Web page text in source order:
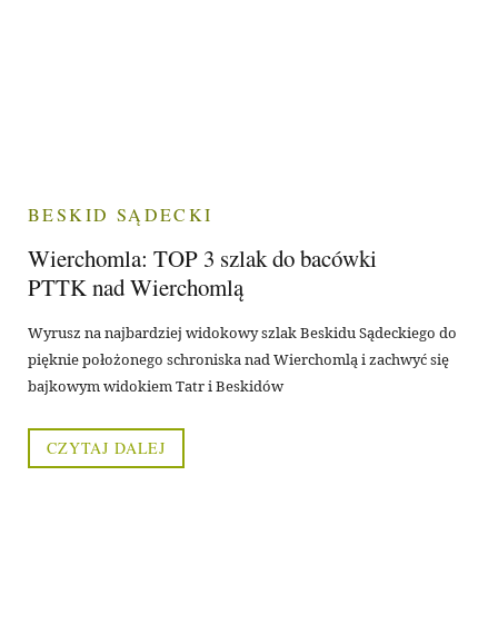
BESKID SĄDECKI
Wierchomla: TOP 3 szlak do bacówki
PTTK nad Wierchomlą
Wyrusz na najbardziej widokowy szlak Beskidu Sądeckiego do
pięknie położonego schroniska nad Wierchomlą i zachwyć się
bajkowym widokiem Tatr i Beskidów
CZYTAJ DALEJ